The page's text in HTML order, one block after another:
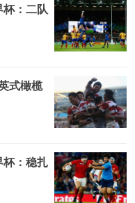
：二队
式橄榄
：稳扎